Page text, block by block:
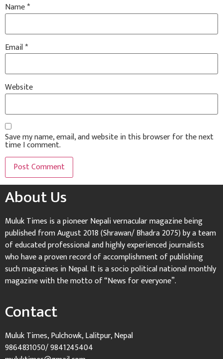
Name*
Email*
Website
Save my name, email, and website in this browser for the next
time I comment.
About Us
Muluk Times is a pioneer Nepali vernacular magazine being
published from August 2018 (Shrawan/ Bhadra 2075) by a team
of educated professional and highly experienced journalists
who have a proven record of accomplishment of publishing
such magazines in Nepal. It is a socio political national monthly
magazine with the motto of “News for everyone”.
Contact
Muluk Times, Pulchowk, Lalitpur, Nepal
9864831050/ 9841245404